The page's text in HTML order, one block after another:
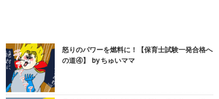
怒りのパワーを燃料に！【保育士試験一発合格へ
の道④】 by ちゅいママ